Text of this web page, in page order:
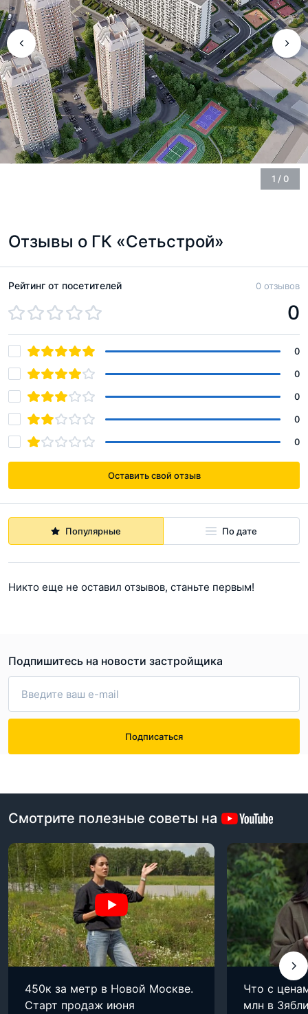
1 / 0
Отзывы о ГК «Сетьстрой»
Оставить свой отзыв
Популярные По дате
Никто еще не оставил отзывов, станьте первым!
Рейтинг от посетителей 0 отзывов
0
0
0
0
0
0
Подпишитесь на новости застройщика
Подписаться
Смотрите полезные советы на
450к за метр в Новой Москве.
Старт продаж июня
Что с
млн в